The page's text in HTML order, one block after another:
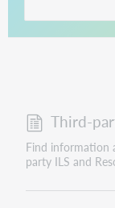
Third-
Find information
party ILS and